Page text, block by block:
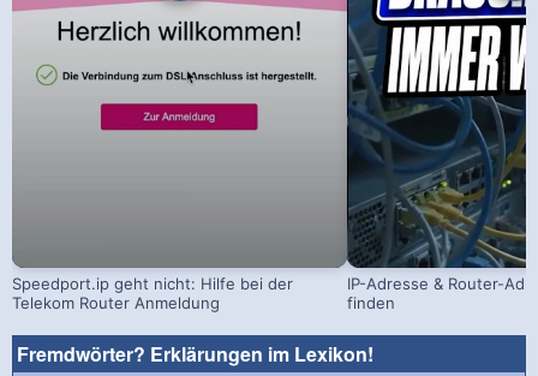
Speedport.ip geht nicht: Hilfe bei der
Telekom Router Anmeldung
IP-Adresse & Router-
finden
Fremdwörter? Erklärungen im Lexikon!